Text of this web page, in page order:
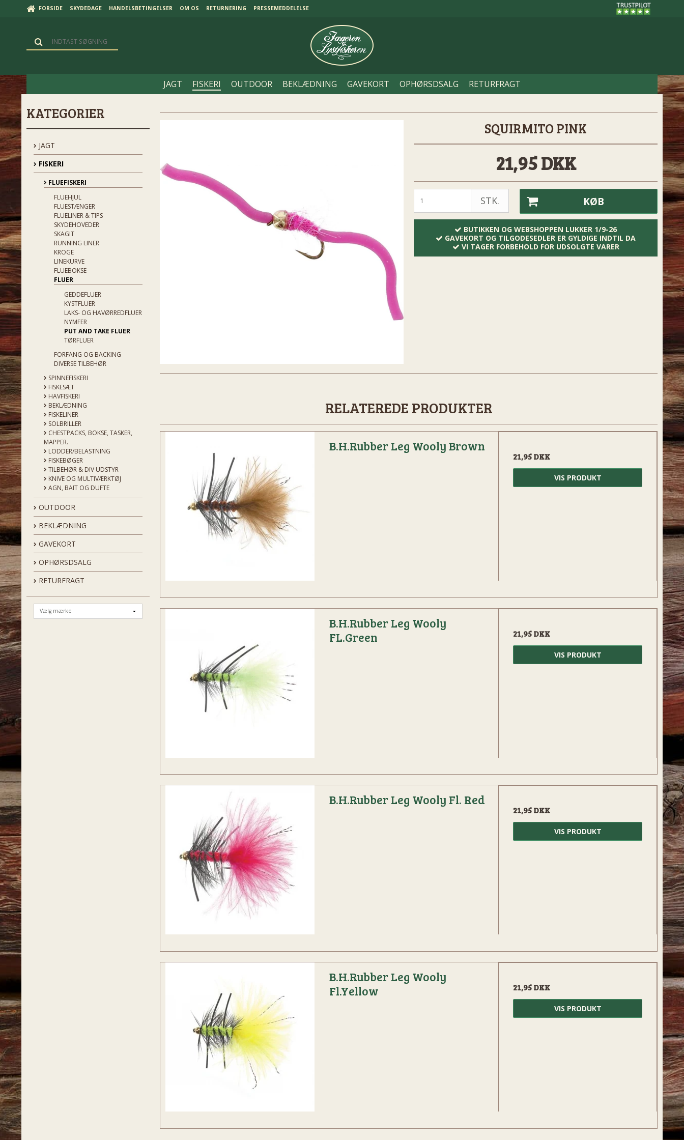
FORSIDE SKYDEDAGE HANDELSBETINGELSER OM OS RETURNERING PRESSEMEDDELELSE
JAGT FISKERI OUTDOOR BEKLÆDNING GAVEKORT OPHØRSDSALG RETURFRAGT
KATEGORIER
JAGT
FISKERI
FLUEFISKERI
FLUEHJUL
FLUESTÆNGER
FLUELINER & TIPS
SKYDEHOVEDER
SKAGIT
RUNNING LINER
KROGE
LINEKURVE
FLUEBOKSE
FLUER
GEDDEFLUER
KYSTFLUER
LAKS- OG HAVØRREDFLUER
NYMFER
PUT AND TAKE FLUER
TØRFLUER
FORFANG OG BACKING
DIVERSE TILBEHØR
SPINNEFISKERI
FISKESÆT
HAVFISKERI
BEKLÆDNING
FISKELINER
SOLBRILLER
CHESTPACKS, BOKSE, TASKER,
MAPPER.
LODDER/BELASTNING
FISKEBØGER
TILBEHØR & DIV UDSTYR
KNIVE OG MULTIVÆRKTØJ
AGN, BAIT OG DUFTE
OUTDOOR
BEKLÆDNING
GAVEKORT
OPHØRSDSALG
RETURFRAGT
SQUIRMITO PINK
21,95 DKK
STK. KØB
BUTIKKEN OG WEBSHOPPEN LUKKER 1/9-26
GAVEKORT OG TILGODESEDLER ER GYLDIGE INDTIL DA
VI TAGER FORBEHOLD FOR UDSOLGTE VARER
RELATEREDE PRODUKTER
B.H.Rubber Leg Wooly Brown
21,95 DKK
VIS PRODUKT
B.H.Rubber Leg Wooly
FL.Green
21,95 DKK
VIS PRODUKT
B.H.Rubber Leg Wooly Fl. Red
21,95 DKK
VIS PRODUKT
B.H.Rubber Leg Wooly
Fl.Yellow
21,95 DKK
VIS PRODUKT